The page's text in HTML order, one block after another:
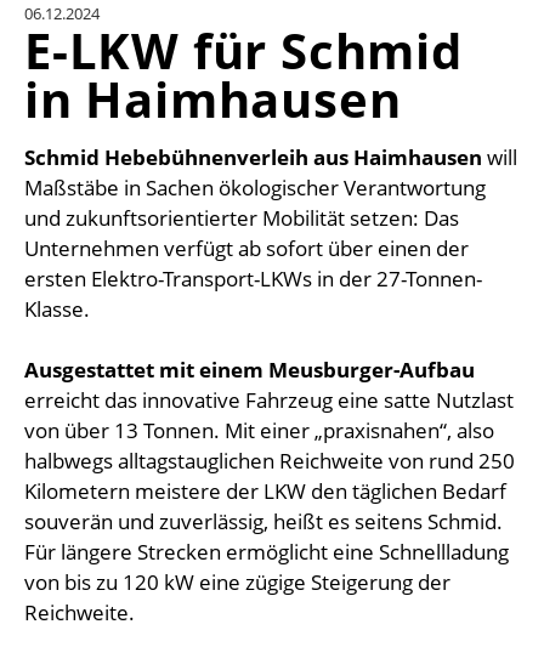
EINHEITENKONVERTER
KONTAKT
06.12.2024
E-LKW für Schmid
in Haimhausen
Schmid Hebebühnenverleih aus Haimhausen will
Maßstäbe in Sachen ökologischer Verantwortung
und zukunftsorientierter Mobilität setzen: Das
Unternehmen verfügt ab sofort über einen der
ersten Elektro-Transport-LKWs in der 27-Tonnen-
Klasse.
Ausgestattet mit einem Meusburger-Aufbau
erreicht das innovative Fahrzeug eine satte Nutzlast
von über 13 Tonnen. Mit einer „praxisnahen“, also
halbwegs alltagstauglichen Reichweite von rund 250
Kilometern meistere der LKW den täglichen Bedarf
souverän und zuverlässig, heißt es seitens Schmid.
Für längere Strecken ermöglicht eine Schnellladung
von bis zu 120 kW eine zügige Steigerung der
Reichweite.